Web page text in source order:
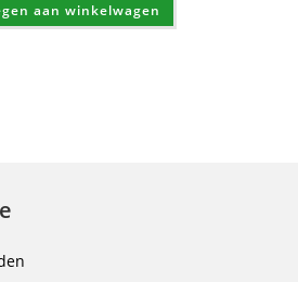
aan winkelwagen